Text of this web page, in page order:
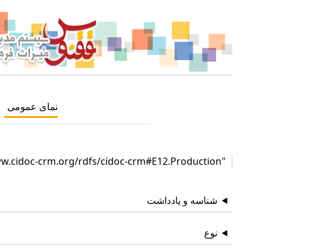
نمای عمومی
"http://www.cidoc-crm.org/rdfs/cidoc-crm#E12.Production"
شناسه و یادداشت
نوع